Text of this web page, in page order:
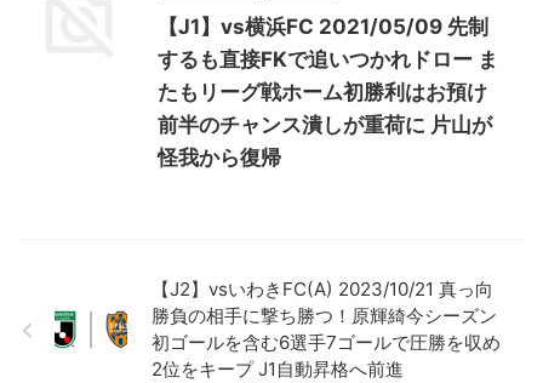
【J1】vs横浜FC 2021/05/09 先制
するも直接FKで追いつかれドロー ま
たもリーグ戦ホーム初勝利はお預け
前半のチャンス潰しが重荷に 片山が
怪我から復帰
【J2】vsいわきFC(A) 2023/10/21 真っ向
勝負の相手に撃ち勝つ！原輝綺今シーズン
初ゴールを含む6選手7ゴールで圧勝を収め
2位をキープ J1自動昇格へ前進